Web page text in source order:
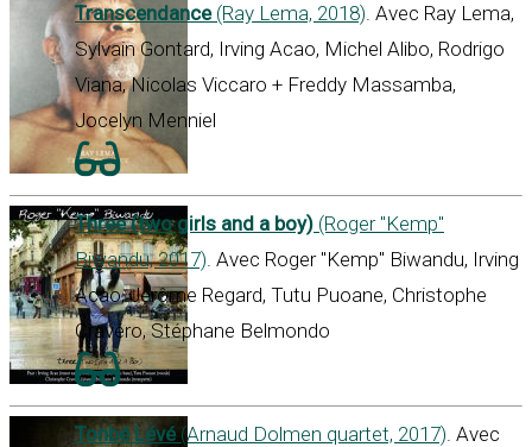
Transcendance(Ray Lema, 2018). Avec Ray Lema,
Sylvain Gontard, Irving Acao, Michel Alibo, Rodrigo
Viana, Nicolas Viccaro + Freddy Massamba,
Jocelyn Menniel
Three (two girls and a boy) (Roger "Kemp"
Biwandu, 2017). Avec Roger "Kemp" Biwandu, Irving
Acao, Jérôme Regard, Tutu Puoane, Christophe
Cravéro, Stéphane Belmondo
Tonbé Lévé (Arnaud Dolmen quartet, 2017). Avec